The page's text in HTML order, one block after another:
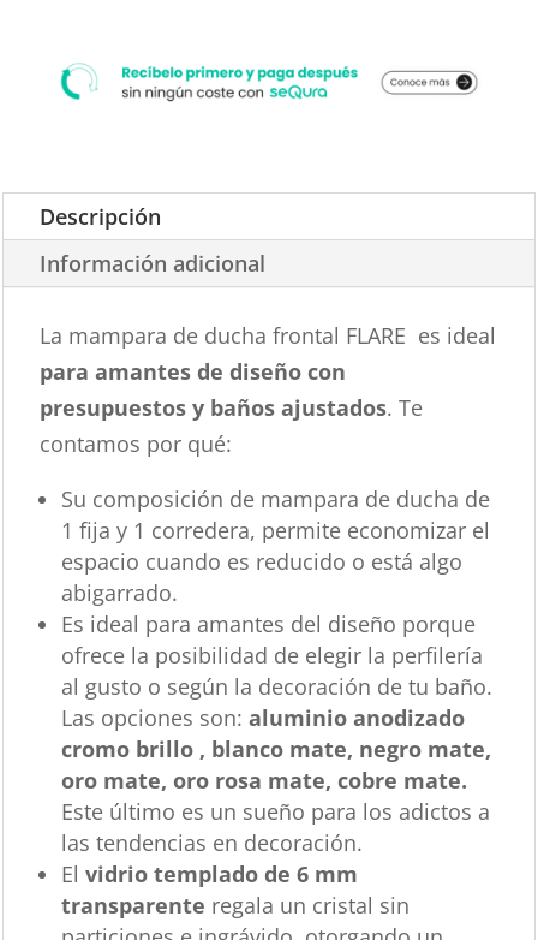
Descripción
Información adicional
La mampara de ducha frontal FLARE es ideal
para amantes de diseño con
presupuestos y baños ajustados. Te
contamos por qué:
Su composición de mampara de ducha de
1 fija y 1 corredera, permite economizar el
espacio cuando es reducido o está algo
abigarrado.
Es ideal para amantes del diseño porque
ofrece la posibilidad de elegir la perfilería
al gusto o según la decoración de tu baño.
Las opciones son:aluminio anodizado
cromo brillo , blanco mate, negro mate,
oro mate, oro rosa mate, cobre mate.
Este último es un sueño para los adictos a
las tendencias en decoración.
El vidrio templado de 6 mm
transparente regala un cristal sin